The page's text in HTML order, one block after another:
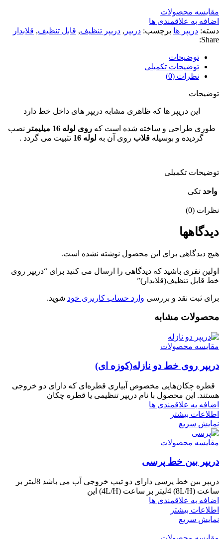
مقایسه محصولات
اضافه به علاقمندی ها
دسته: دریپر ها برچسب: دریپر , دریپر تنظیف, قابل تنظیف, قلابدار
Share:
توضیحات
توضیحات تکمیلی
نظرات (0)
توضیحات
این دریپر ها که ظاهری مشابه دریپر های داخل خط دارد
طوری طراحی و ساخته شده است کهروی لوله 16 میلیمتر
نصب
گردیده و بوسیله قلاب روی آن به لوله 16 تثبیت می گردد .
توضیحات تکمیلی
واحد تکی
نظرات (0)
دیدگاهها
هیچ دیدگاهی برای این محصول نوشته نشده است.
اولین نفری باشید که دیدگاهی را ارسال می کنید برای “دریپر روی
خط قابل تنظیف(قلابدار)”
برای ثبت نقد و بررسی وارد حساب کاربری خود شوید.
محصولات مشابه
مقایسه محصولات
دریپر روی خط دو نازله(کوزه ای)
قطره چکان‌هایی مخصوص آبیاری قطره‌ای که دارای دو خروجی
هستند. این محصول با نام دریپر تنظیمی یا قطره چکان
اضافه به علاقمندی ها
اطلاعات بیشتر
نمایش سریع
مقایسه محصولات
دریپر بین خط پرسی
دریپر بین خط پرسی دارای دو تیپ خروجی آب می باشد 8لیتر بر
ساعت (8L/H) 4لیتر بر ساعت (4L/H) این
اضافه به علاقمندی ها
اطلاعات بیشتر
نمایش سریع